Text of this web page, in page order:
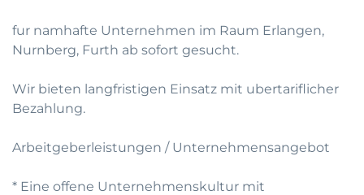
fur namhafte Unternehmen im Raum Erlangen,
Nurnberg, Furth ab sofort gesucht.
Wir bieten langfristigen Einsatz mit ubertariflicher
Bezahlung.
Arbeitgeberleistungen / Unternehmensangebot
* Eine offene Unternehmenskultur mit